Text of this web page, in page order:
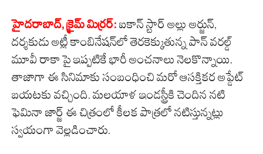
హైద‌రాబాద్‌, క్రైమ్ మిర్ర‌ర్‌: ఐకాన్ స్టార్ అల్లు అర్జున్,
దర్శకుడు అట్లీ కాంబినేషన్‌లో తెరకెక్కుతున్న పాన్ వరల్డ్
మూవీ రాకా పై ఇప్పటికే భారీ అంచనాలు నెలకొన్నాయి.
తాజాగా ఈ సినిమాకు సంబంధించి మరో ఆసక్తికర అప్డేట్
బయటకు వచ్చింది. మలయాళ ఇండస్ట్రీకి చెందిన నటి
ఫెమినా జార్జ్ ఈ చిత్రంలో కీలక పాత్రలో నటిస్తున్నట్లు
స్వయంగా వెల్లడించారు.